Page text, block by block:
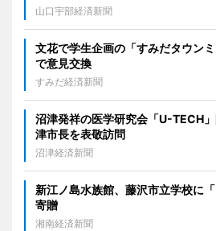
山口宇部経済新聞
文花で学生企画の「すみだタウン
で意見交換
すみだ経済新聞
沼津発祥の医学研究会「U-TECH
津市長を表敬訪問
沼津経済新聞
新江ノ島水族館、藤沢市立学校に
寄贈
湘南経済新聞